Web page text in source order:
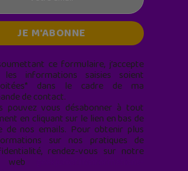
ce formulaire, j’accepte
les informations saisies soient
dans le cadre de ma
de contact.
pouvez vous désabonner à tout
en cliquant sur le lien en bas de
de nos emails. Pour obtenir plus
sur nos pratiques de
rendez-vous sur notre
web